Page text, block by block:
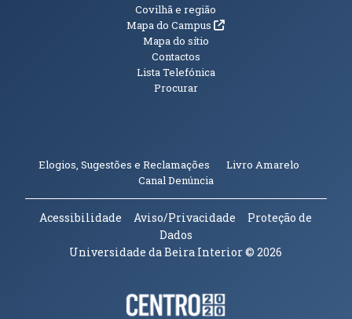
Informações Adicionais
Covilhã e região
Mapa do Campus(abre em nova janela)
Mapa do sítio
Contactos
Lista Telefónica
Procurar
Elogios, Sugestões e Reclamações Livro Amarelo
Canal Denúncia(abre em nova janela)
Acessibilidade Aviso/Privacidade
Proteção de
Dados
Universidade da Beira Interior© 2026
Parceiros e Financiadores